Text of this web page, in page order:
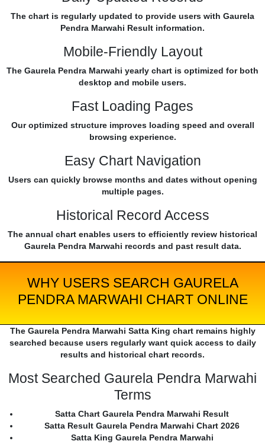
The chart is regularly updated to provide users with Gaurela
Pendra Marwahi Result information.
Mobile-Friendly Layout
The Gaurela Pendra Marwahi yearly chart is optimized for both
desktop and mobile users.
Fast Loading Pages
Our optimized structure improves loading speed and overall
browsing experience.
Easy Chart Navigation
Users can quickly browse months and dates without opening
multiple pages.
Historical Record Access
The annual chart enables users to efficiently review historical
Gaurela Pendra Marwahi records and past result data.
WHY USERS SEARCH GAURELA
PENDRA MARWAHI CHART ONLINE
The Gaurela Pendra Marwahi Satta King chart remains highly
searched because users regularly want quick access to daily
results and historical chart records.
Most Searched Gaurela Pendra Marwahi
Terms
Satta Chart Gaurela Pendra Marwahi Result
Satta Result Gaurela Pendra Marwahi Chart 2026
Satta King Gaurela Pendra Marwahi